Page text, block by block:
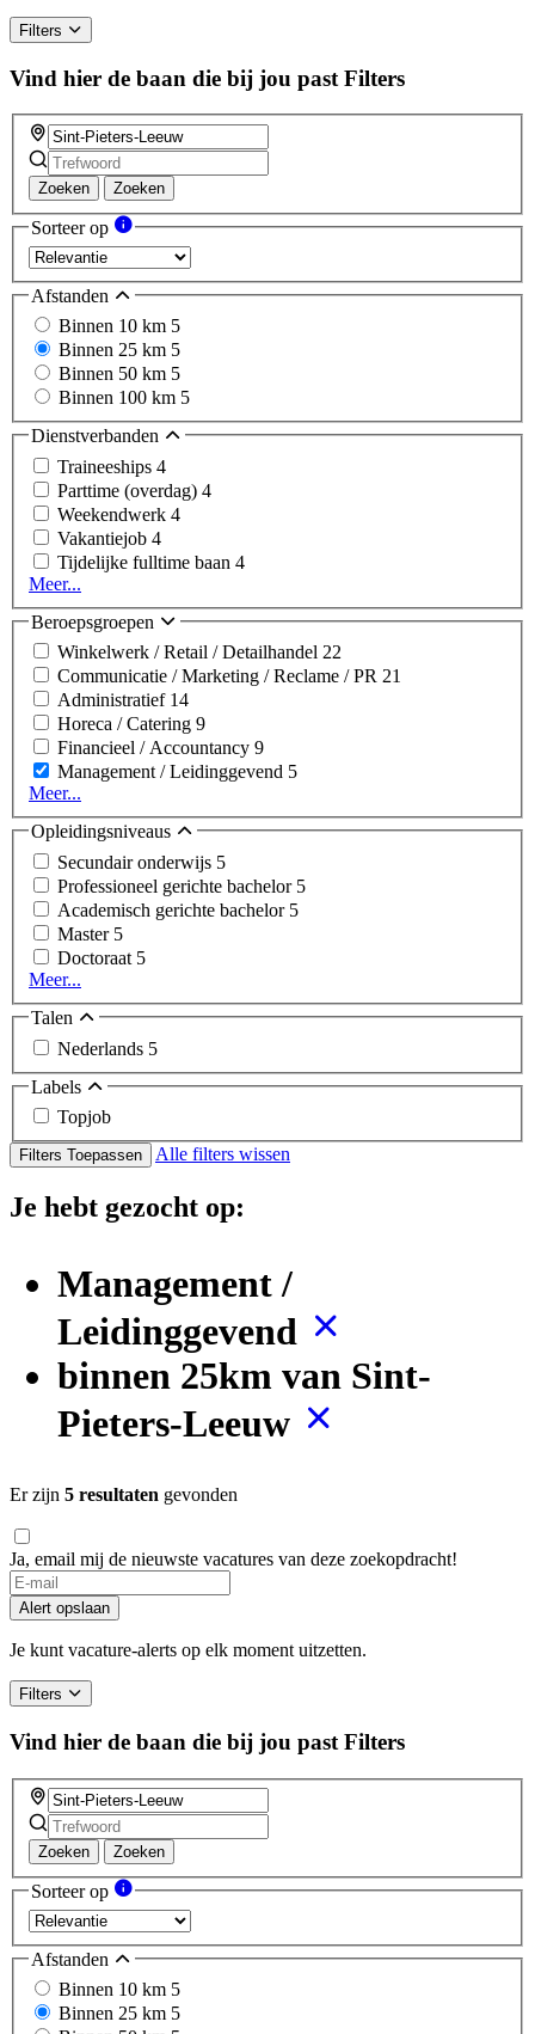
Filters
Vind hier de baan die bij jou past Filters
Zoeken Zoeken
Sorteer op
Afstanden
Binnen 10 km 5
Binnen 25 km 5
Binnen 50 km 5
Binnen 100 km 5
Dienstverbanden
Traineeships 4
Parttime (overdag) 4
Weekendwerk 4
Vakantiejob 4
Tijdelijke fulltime baan 4
Meer...
Beroepsgroepen
Winkelwerk / Retail / Detailhandel 22
Communicatie / Marketing / Reclame / PR 21
Administratief 14
Horeca / Catering 9
Financieel / Accountancy 9
Management / Leidinggevend 5
Meer...
Opleidingsniveaus
Secundair onderwijs 5
Professioneel gerichte bachelor 5
Academisch gerichte bachelor 5
Master 5
Doctoraat 5
Meer...
Talen
Nederlands 5
Labels
Topjob
Filters Toepassen Alle filters wissen
Je hebt gezocht op:
Management /
Leidinggevend
binnen 25km van Sint-
Pieters-Leeuw
Er zijn 5 resultaten gevonden
Ja, email mij de nieuwste vacatures van deze zoekopdracht!
If
you
are
a
ignore
this
field
Alert opslaan
Je kunt vacature-alerts op elk moment uitzetten.
Filters
Vind hier de baan die bij jou past Filters
Zoeken Zoeken
Sorteer op
Afstanden
Binnen 10 km 5
Binnen 25 km 5